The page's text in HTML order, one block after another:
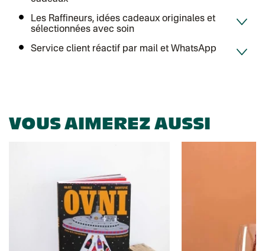
: Livraison sous 7 jours
Chronopost International
Chronopost - Livraison express à domicile: Colis livré en 1 à 3
Colissimo suivi (expédition Toi-même)
Lettre suivie (expédition Atelier Aismée)
Colissimo suivi (expédition April Eleven)
Les Raffineurs, idées cadeaux originales et
sélectionnées avec soin
Service client réactif par mail et WhatsApp
VOUS AIMEREZ AUSSI